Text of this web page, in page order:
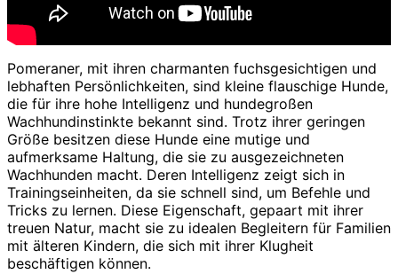
Pomeraner, mit ihren charmanten fuchsgesichtigen und
lebhaften Persönlichkeiten, sind kleine flauschige Hunde,
die für ihre hohe Intelligenz und hundegroßen
Wachhundinstinkte bekannt sind. Trotz ihrer geringen
Größe besitzen diese Hunde eine mutige und
aufmerksame Haltung, die sie zu ausgezeichneten
Wachhunden macht. Deren Intelligenz zeigt sich in
Trainingseinheiten, da sie schnell sind, um Befehle und
Tricks zu lernen. Diese Eigenschaft, gepaart mit ihrer
treuen Natur, macht sie zu idealen Begleitern für Familien
mit älteren Kindern, die sich mit ihrer Klugheit
beschäftigen können.